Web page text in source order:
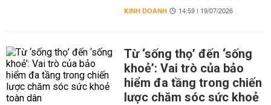
KINH DOANH 14:59 | 19/07/2026
Từ ‘sống thọ’ đến ‘sống
khoẻ’: Vai trò của bảo
hiểm đa tầng trong chiến
lược chăm sóc sức khoẻ